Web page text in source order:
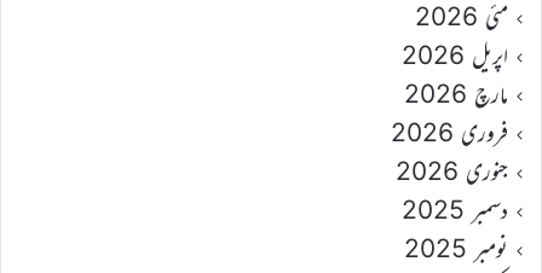
مئی 2026
اپریل 2026
مارچ 2026
فروری 2026
جنوری 2026
دسمبر 2025
نومبر 2025